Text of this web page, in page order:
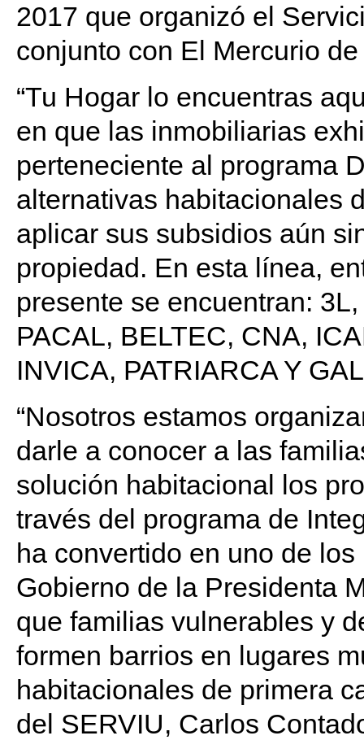
2017 que organizó el
conjunto con El Mercurio
“Tu Hogar lo encuentras
en que las inmobiliarias
perteneciente al programa
alternativas habitacionales
aplicar sus subsidios aún
propiedad. En esta línea,
presente se encuentran:
PACAL, BELTEC, CNA,
INVICA, PATRIARCA Y
“Nosotros estamos
darle a conocer a las
solución habitacional los
través del programa de
ha convertido en uno de
Gobierno de la Presidenta
que familias vulnerables y
formen barrios en lugares
habitacionales de primera
del SERVIU, Carlos